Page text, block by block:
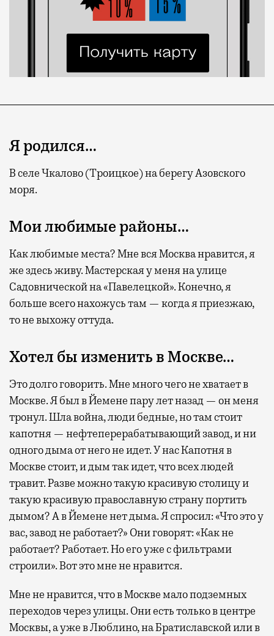
Я родился…
В селе Чкалово (Троицкое) на берегу Азовского
моря.
Мои любимые районы…
Как любимые места? Мне вся Москва нравится, я
же здесь живу. Мастерская у меня на улице
Садовнической на «Павелецкой». Конечно, я
больше всего нахожусь там — когда я приезжаю,
то не выхожу оттуда.
Хотел бы изменить в Москве…
Это долго говорить. Мне много чего не хватает в
Москве. Я был в Йемене пару лет назад — он меня
тронул. Шла война, люди бедные, но там стоит
капотня — нефтеперерабатывающий завод, и ни
одного дыма от него не идет. У нас Капотня в
Москве стоит, и дым так идет, что всех людей
травит. Разве можно такую красивую столицу и
такую красивую православную страну портить
дымом? А в Йемене нет дыма. Я спросил: «Что это у
вас, завод не работает?» Они говорят: «Как не
работает? Работает. Но его уже с фильтрами
строили». Вот это мне не нравится.
Мне не нравится, что в Москве мало подземных
переходов через улицы. Они есть только в центре
Москвы, а уже в Люблино, на Братиславской или в